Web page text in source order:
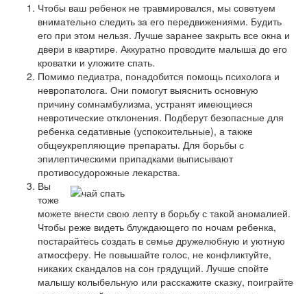
Чтобы ваш ребенок не травмировался, мы советуем
внимательно следить за его передвижениями. Будить
его при этом нельзя. Лучше заранее закрыть все окна и
двери в квартире. Аккуратно проводите малыша до его
кроватки и уложите спать.
Помимо педиатра, понадобится помощь психолога и
невропатолога. Они помогут выяснить основную
причину сомнамбулизма, устранят имеющиеся
невротические отклонения. Подберут безопасные для
ребенка седативные (успокоительные), а также
общеукрепляющие препараты. Для борьбы с
эпилептическими припадками выписывают
противосудорожные лекарства.
Вы
тоже
можете внести свою лепту в борьбу с такой аномалией.
Чтобы реже видеть блуждающего по ночам ребенка,
постарайтесь создать в семье дружелюбную и уютную
атмосферу. Не повышайте голос, не конфликтуйте,
никаких скандалов на сон грядущий. Лучше спойте
малышу колыбельную или расскажите сказку, поиграйте